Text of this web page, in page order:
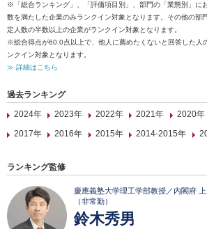
※「総合ランキング」、「評価項目別」、部門の「業態別」に
数を満たした企業のみランクイン対象となります。その他の部
定人数の半数以上の企業がランクイン対象となります。
※総合得点が60.0点以上で、他人に薦めたくないと回答した人
ンクイン対象となります。
≫ 詳細はこちら
過去ランキング
2024年
2023年 2022年 2021年 2020年
2017年
2016年 2015年 2014-2015年
ランキング監修
慶應義塾大学理工学部教授／内閣府
（非常勤）
鈴木秀男